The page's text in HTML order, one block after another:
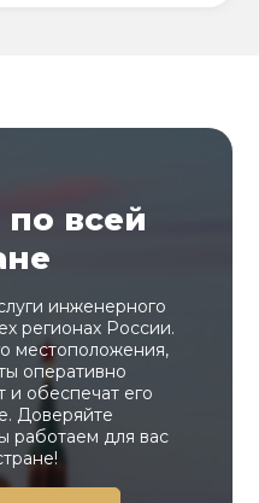
по всей
инженерного
регионах России.
местоположения,
оперативно
и обеспечат его
Доверяйте
работаем для вас